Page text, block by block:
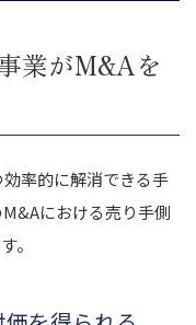
業がM&Aを
率的に解消できる手
における売り手側
。